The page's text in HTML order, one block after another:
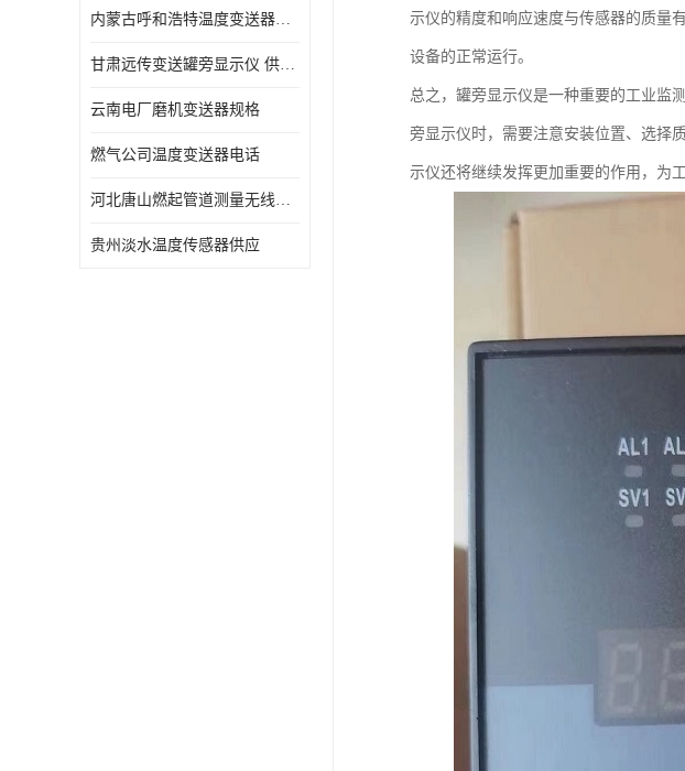
内蒙古呼和浩特温度变送器配套罐旁显示仪供应 性能稳定
甘肃远传变送罐旁显示仪 供应及时
云南电厂磨机变送器规格
燃气公司温度变送器电话
河北唐山燃起管道测量无线压力变送器型号 性能稳定
贵州淡水温度传感器供应
示仪的精度和响应速度与传感器的质量
设备的正常运行。
总之，罐旁显示仪是一种重要的工业监
旁显示仪时，需要注意安装位置、选择
示仪还将继续发挥更加重要的作用，为